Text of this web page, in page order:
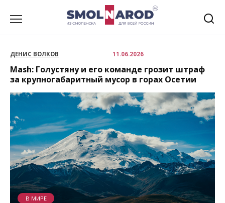
ДЕНИС ВОЛКОВ 11.06.2026
Mash: Голустяну и его команде грозит штраф
за крупногабаритный мусор в горах Осетии
В МИРЕ